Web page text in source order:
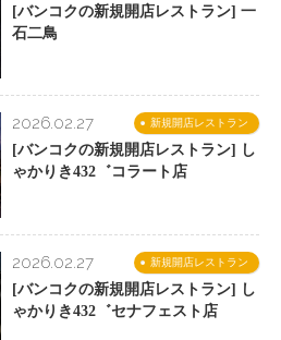
[バンコクの新規開店レストラン] 一
石二鳥
新規開店レストラン
2026.02.27
[バンコクの新規開店レストラン] し
ゃかりき432゛コラート店
新規開店レストラン
2026.02.27
[バンコクの新規開店レストラン] し
ゃかりき432゛セナフェスト店